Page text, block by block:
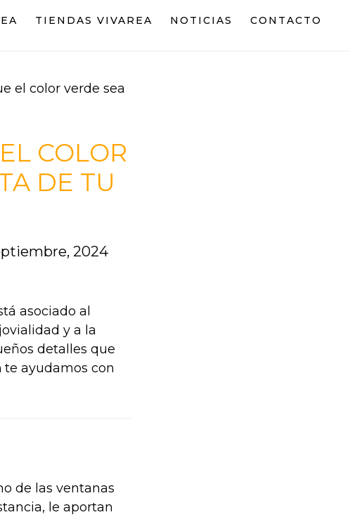
TIENDAS VIVAREA NOTICIAS CONTACTO
el color verde sea
COLOR
DE TU
2024
asociado al
y a la
detalles que
te ayudamos con
de las ventanas
le aportan